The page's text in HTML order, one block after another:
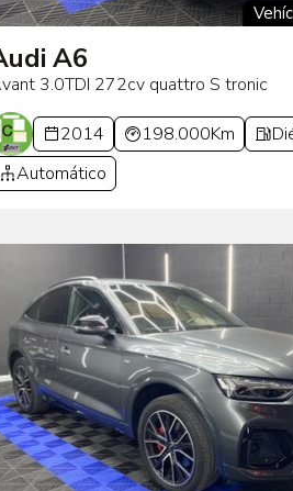
A6
3.0TDI 272cv quattro S tronic
2014 198.000Km
Automático